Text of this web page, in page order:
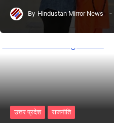
By Hindustan Mirror News
उत्तर प्रदेश राजनीति